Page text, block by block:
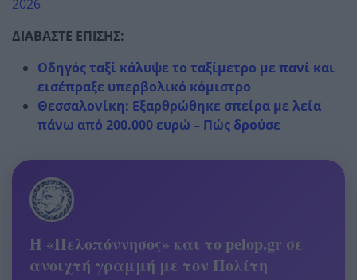
2026
ΔΙΑΒΑΣΤΕ ΕΠΙΣΗΣ:
Οδηγός ταξί κάλυψε το ταξίμετρο με πανί και
εισέπραξε υπερβολικό κόμιστρο
Θεσσαλονίκη: Εξαρθρώθηκε σπείρα με λεία
πάνω από 200.000 ευρώ – Πώς δρούσε
Η «Πελοπόννησος» και το pelop.gr σε
ανοιχτή γραμμή με τον Πολίτη